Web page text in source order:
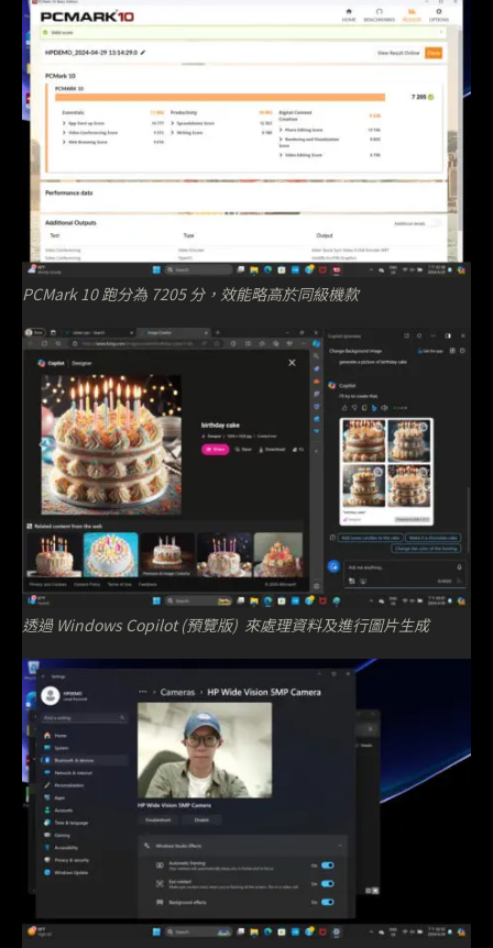
PCMark 10 跑分為 7205 分，效能略高於同級機款
透過 Windows Copilot (預覽版) 來處理資料及進行圖片生成